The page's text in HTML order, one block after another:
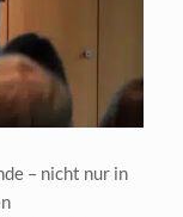
– nicht nur in